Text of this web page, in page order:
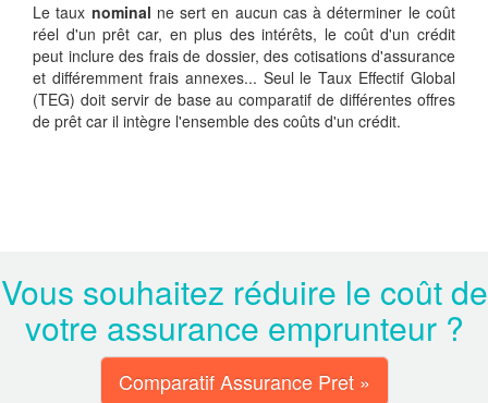
Le taux nominal ne sert en aucun cas à déterminer le coût
réel d'un prêt car, en plus des intérêts, le coût d'un crédit
peut inclure des frais de dossier, des cotisations d'assurance
et différemment frais annexes... Seul le Taux Effectif Global
(TEG) doit servir de base au comparatif de différentes offres
de prêt car il intègre l'ensemble des coûts d'un crédit.
Vous souhaitez réduire le coût de
votre assurance emprunteur ?
Comparatif Assurance Pret »